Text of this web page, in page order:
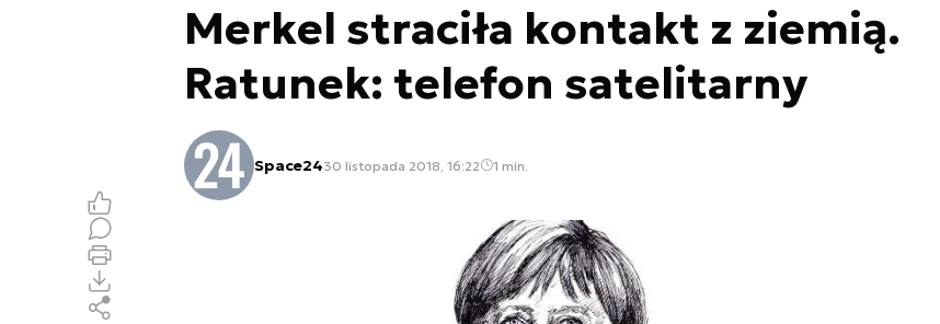
Merkel straciła kontakt z ziemią.
Ratunek: telefon satelitarny
Space2430 listopada 2018, 16:22 1 min.